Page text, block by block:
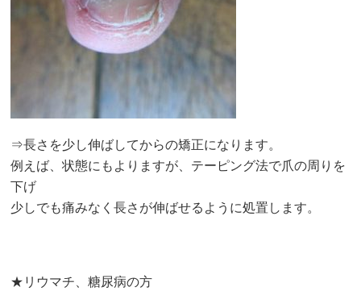
⇒長さを少し伸ばしてからの矯正になります。
例えば、状態にもよりますが、テーピング法で爪の周りを
下げ
少しでも痛みなく長さが伸ばせるように処置します。
★リウマチ、糖尿病の方